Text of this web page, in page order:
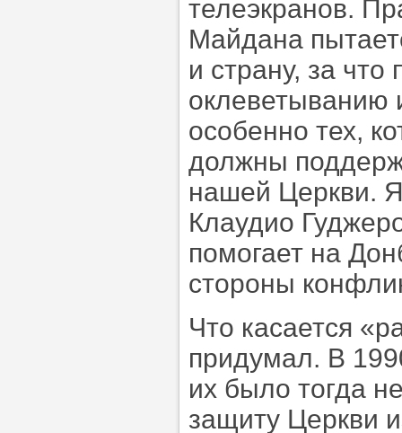
телеэкранов.
Майдана
и страну, за что
оклеветыванию
особенно тех,
должны
нашей Церкви. Я
Клаудио
помогает на
стороны
Что касается
придумал. В
их было тогда
защиту Церкви